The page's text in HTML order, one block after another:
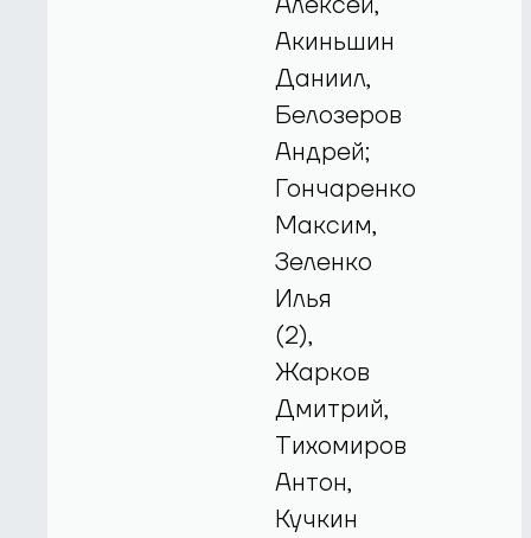
Акиньшин
Даниил,
Белозеров
Андрей;
Гончаренко
Максим,
Зеленко
Илья
(2),
Жарков
Дмитрий,
Тихомиров
Антон,
Кучкин